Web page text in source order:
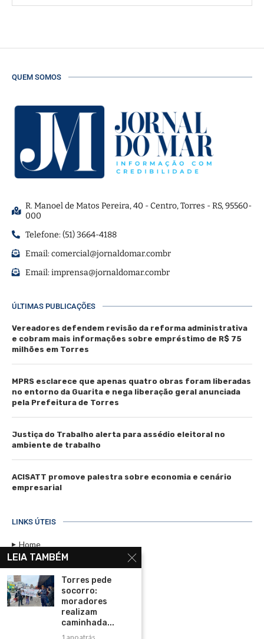
QUEM SOMOS
R. Manoel de Matos Pereira, 40 - Centro, Torres - RS, 95560-
000
Telefone: (51) 3664-4188
Email:comercial@jornaldomar.combr
Email:imprensa@jornaldomar.combr
ÚLTIMAS PUBLICAÇÕES
Vereadores defendem revisão da reforma administrativa
e cobram mais informações sobre empréstimo de R$ 75
milhões em Torres
MPRS esclarece que apenas quatro obras foram liberadas
no entorno da Guarita e nega liberação geral anunciada
pela Prefeitura de Torres
Justiça do Trabalho alerta para assédio eleitoral no
ambiente de trabalho
ACISATT promove palestra sobre economia e cenário
empresarial
LINKS ÚTEIS
Home
Assinar
Contato
Política de Privacidade
Rádio Maristela - Ao Vivo
LEIA TAMBÉM
Torres pede
socorro:
moradores
realizam
caminhada...
1 ano atrás